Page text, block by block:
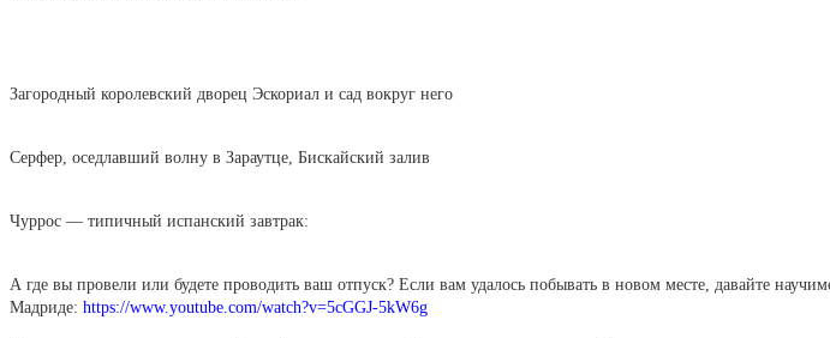
Загородный королевский дворец Эскориал и сад вокруг него
Серфер, оседлавший волну в Зараутце, Бискайский залив
Чуррос — типичный испанский завтрак:
А где вы провели или будете проводить ваш отпуск? Если вам удалось побывать в новом месте, давайте
Мадриде: https://www.youtube.com/watch?v=5cGGJ-5kW6g